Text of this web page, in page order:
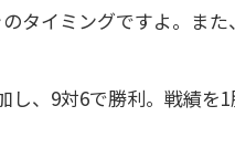
タイミングですよ。ま
、9対6で勝利。戦績を1